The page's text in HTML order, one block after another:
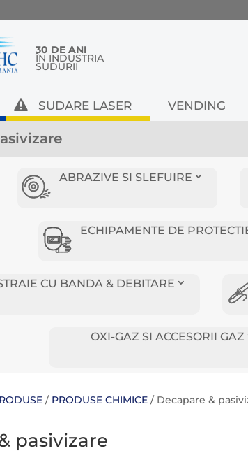
30 DE ANI
ÎN INDUSTRIA
SUDURII
SUDARE LASER VENDING
ABRAZIVE SI SLEFUIRE
ECHIPAMENTE DE
CU BANDA & DEBITARE
OXI-GAZ SI ACCESORII GAZ
/ PRODUSE CHIMICE / Decapare &
pasivizare